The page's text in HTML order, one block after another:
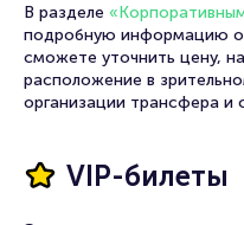
В разделе
подробную информацию
сможете уточнить цену,
расположение в
организации трансфера и
VIP-билеты